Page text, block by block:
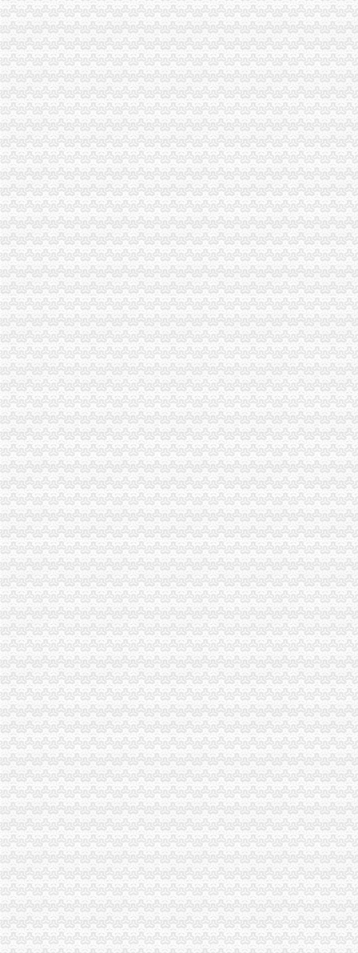
梁平局建立商品交易市重庆0元注册公司场巡查监管新模式
企业处突出“三抓好”0元注册公司流程 切实推进学习实践科学发展观活动
忠县局马灌所把好“三关”0元注册公司流程化易燃易危化品市场监管
荣昌局一元注册公司昌元所以科学发展观为统领全面推进转型工作
沙坪坝局三大开展“适应科学发展、推动职能转型”免费注册公司能力培训
大足局免费注册公司石马工商所加大力度引导废旧物资行业健康发展
荣昌县出台优惠政策鼓励引导非公经济发展造创业型城市重庆一元注册公司
巫溪局市0元注册公司场专管所三式服务积推进就业再就业
开县局一元注册公司流程加服装类产品质量监测见成效
酉县加大经费投入化乳制品市0元注册公司场清理工作
奉节局竹园所“六推进、六重点”一元注册公司流程狠抓食品安全监管
万盛局免费注册公司发挥服务职能支持农民及返乡农民工创业
梁平局“三化”重庆0元注册公司机制综合整无照经营
市免费注册公司局中介处三措施确保学习实践科学发展观活动落到实处
青海省工商局组团到我市一元注册公司考察交流农村经纪人培育发展工作
重庆工商系统结合实际积创新干部队伍建设取得实效
渝北区副区长傅建华对渝北区市重庆免费注册公司场管理工作提出要求
重庆市重庆0元注册公司工商行政管理系统纪念改革开放和工商行政管理机关恢
重庆市免费注册公司工商行政管理系统纪念改革开放和工商行政管理机关恢复
永川局一元注册公司流程以四化为指针推进个体工商户分层分类登记管理改革
江津局一元注册公司筑牢五道防线确保食品安全
全市重庆一元注册公司工商系统行政执法知识大顺利举行
市重庆0元注册公司局机关组织离退休人员健康体检
涪陵局建立五项机制构筑社民意沟通处置“绿通道”一元注册公司
双桥局重庆0元注册公司采取有效措施认真贯彻十七届三中全会精
荣昌局1元注册公司城郊所五措并举加快转型步伐
武隆局“三看三查三听”一元注册公司流程检查指导基层工商所学习实践活动
大渡口局获得重庆市“扬正气促和谐”重庆一元注册公司廉政公益广告创作展播
巫溪局尖山所“四点定位”一元注册公司开展食品安全清查活动
北碚局变“平面式”免费注册公司为“立体式”开展专项教育成效显著
国家工商总局0元注册公司注册局局长王树燕到高新区局检查指导工作
大渡口区长、0元注册公司流程副区长对大渡口局工商信息作出重要批示